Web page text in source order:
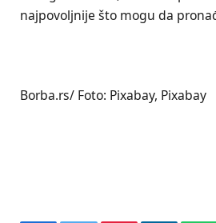
najpovoljnije što mogu da
Borba.rs/ Foto: Pixabay, Pixabay